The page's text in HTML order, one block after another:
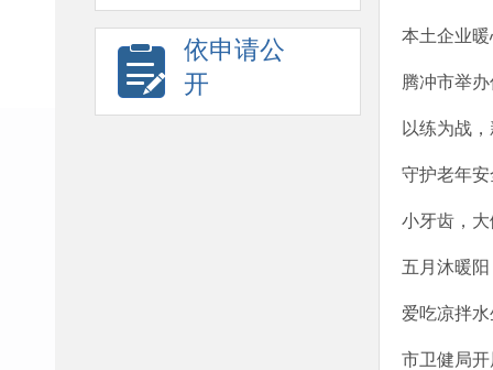
依申请公
开
本土企业
腾冲市举
以练为战
守护老年
小牙齿，
五月沐暖
爱吃凉拌
市卫健局